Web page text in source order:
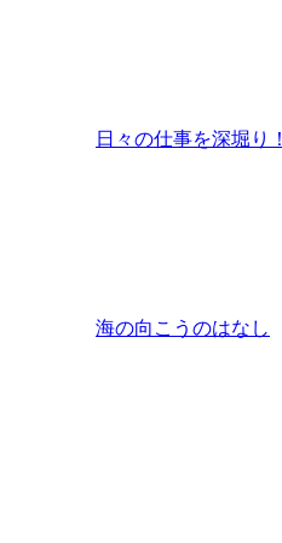
日々の仕事を深堀り！
海の向こうのはなし